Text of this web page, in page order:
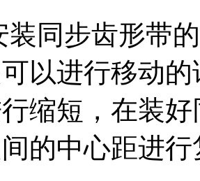
同步齿形带
以进行移动
缩短，在装
的中心距进行